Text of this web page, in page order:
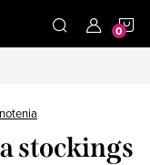
stockings